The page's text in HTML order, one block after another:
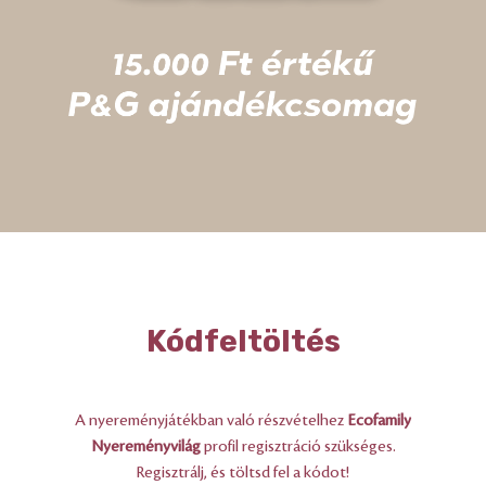
Kódfeltöltés
A nyereményjátékban való részvételhez Ecofamily
Nyereményvilágprofil regisztráció szükséges.
Regisztrálj, és töltsd fel a kódot!